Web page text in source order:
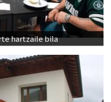
hartzaile bila